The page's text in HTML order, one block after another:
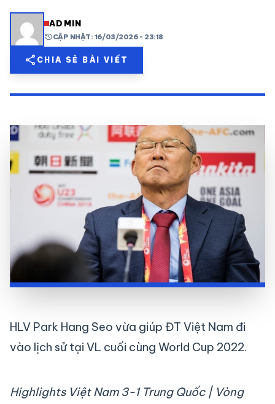
share mailADMIN
historyCẬP NHẬT: 16/03/2026 - 23:18
share CHIA SẺ BÀI VIẾT
HLV Park Hang Seo vừa giúp ĐT Việt Nam đi
vào lịch sử tại VL cuối cùng World Cup 2022.
Highlights Việt Nam 3-1 Trung Quốc | Vòng